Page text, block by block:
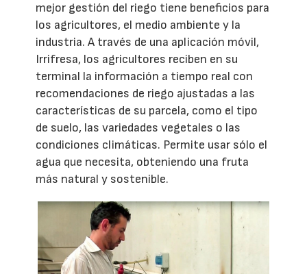
mejor gestión del riego tiene beneficios para
los agricultores, el medio ambiente y la
industria. A través de una aplicación móvil,
Irrifresa, los agricultores reciben en su
terminal la información a tiempo real con
recomendaciones de riego ajustadas a las
características de su parcela, como el tipo
de suelo, las variedades vegetales o las
condiciones climáticas. Permite usar sólo el
agua que necesita, obteniendo una fruta
más natural y sostenible.